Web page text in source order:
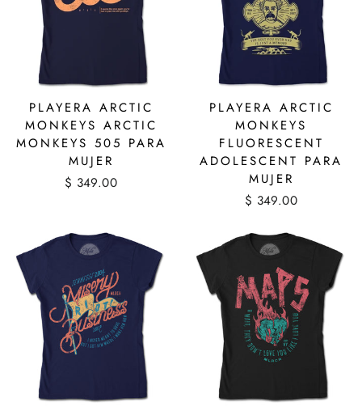
PLAYERA ARCTIC
MONKEYS ARCTIC
MONKEYS 505 PARA
MUJER
$ 349.00
PLAYERA ARCTIC
MONKEYS
FLUORESCENT
ADOLESCENT PARA
MUJER
$ 349.00